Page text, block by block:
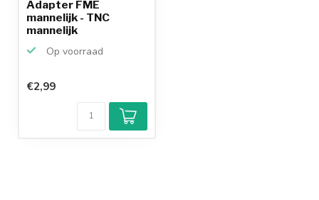
Adapter FME
mannelijk - TNC
mannelijk
Op voorraad
€2,99